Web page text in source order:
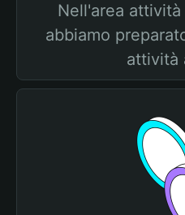
Nell'area
abbiamo
attività